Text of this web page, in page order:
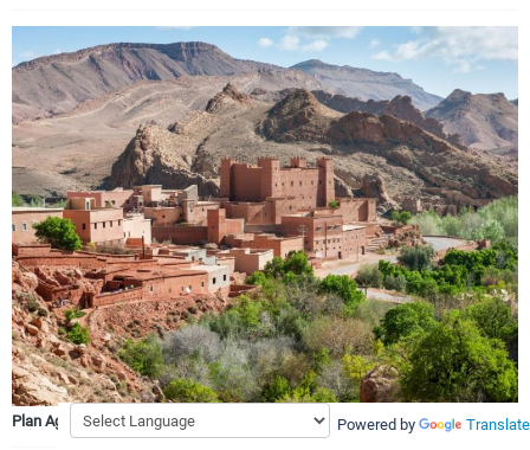
Plan Agricole Régional (PAR) de Guelmim – Es-smaraPowered by Translate